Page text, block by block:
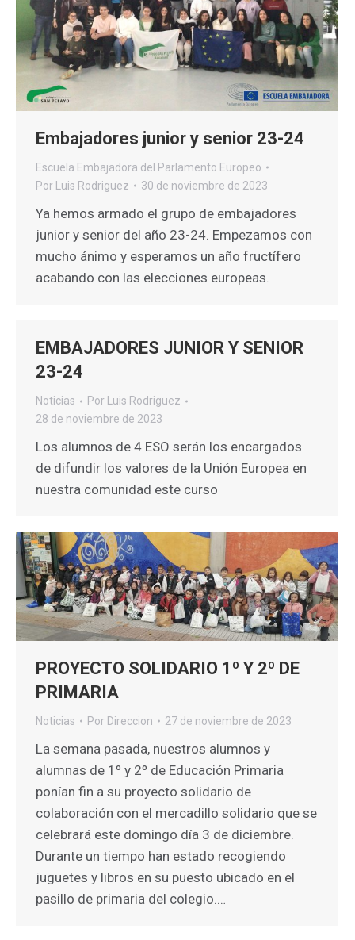
Embajadores junior y senior 23-24
Escuela Embajadora del Parlamento Europeo
Por Luis Rodriguez 30 de noviembre de 2023
Ya hemos armado el grupo de embajadores
junior y senior del año 23-24. Empezamos con
mucho ánimo y esperamos un año fructífero
acabando con las elecciones europeas.
EMBAJADORES JUNIOR Y SENIOR
23-24
Noticias Por
Luis Rodriguez
28 de noviembre de 2023
Los alumnos de 4 ESO serán los encargados
de difundir los valores de la Unión Europea en
nuestra comunidad este curso
PROYECTO SOLIDARIO 1º Y 2º DE
PRIMARIA
Noticias Por Direccion 27 de noviembre de 2023
La semana pasada, nuestros alumnos y
alumnas de 1º y 2º de Educación Primaria
ponían fin a su proyecto solidario de
colaboración con el mercadillo solidario que se
celebrará este domingo día 3 de diciembre.
Durante un tiempo han estado recogiendo
juguetes y libros en su puesto ubicado en el
pasillo de primaria del colegio.…